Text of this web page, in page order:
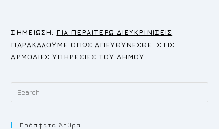
ΣΗΜΕΙΩΣΗ: ΓΙΑ ΠΕΡΑΙΤΕΡΩ ΔΙΕΥΚΡΙΝΙΣΕΙΣ
ΠΑΡΑΚΑΛΟΥΜΕ ΟΠΩΣ ΑΠΕΥΘΥΝΕΣΘΕ ΣΤΙΣ
ΑΡΜΟΔΙΕΣ ΥΠΗΡΕΣΙΕΣ ΤΟΥ ΔΗΜΟΥ
Πρόσφατα Άρθρα